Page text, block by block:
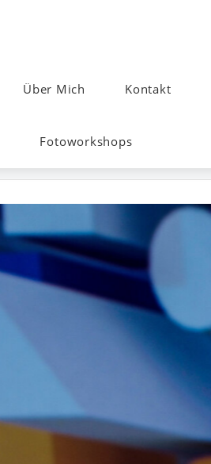
Über Mich Kontakt
Fotoworkshops